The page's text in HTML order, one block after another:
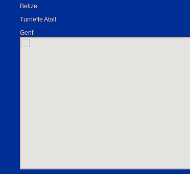
Belize
Turneffe Atoll
Genf